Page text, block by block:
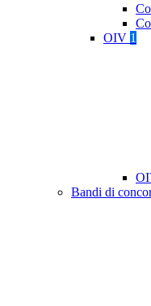
OIV 1
Bandi di